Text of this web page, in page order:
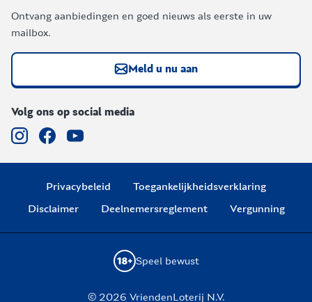
Ontvang aanbiedingen en goed nieuws als eerste in uw
mailbox.
Meld u nu aan
Volg ons op social media
Privacybeleid
Toegankelijkheidsverklaring
Disclaimer
Deelnemersreglement Vergunning
Speel bewust
© 2026 VriendenLoterij N.V.